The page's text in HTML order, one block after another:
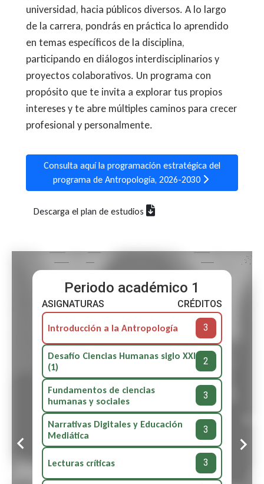
universidad, hacia públicos diversos. A lo largo
de la carrera, pondrás en práctica lo aprendido
en temas específicos de la disciplina,
participando en diálogos interdisciplinarios y
proyectos colaborativos. Un programa con
propósito que te invita a explorar tus propios
intereses y te abre múltiples caminos para crecer
profesional y personalmente.
Consulta aquí la programación estratégica del
programa de Antropología, 2026-2030
Descarga el plan de estudios
Periodo académico 1
ASIGNATURAS CRÉDITOS
Introducción a la Antropología 3
Desafío Ciencias Humanas siglo XXI
(1)
2
Fundamentos de ciencias
humanas y sociales
3
Narrativas Digitales y Educación
Mediática
3
Lecturas críticas 3